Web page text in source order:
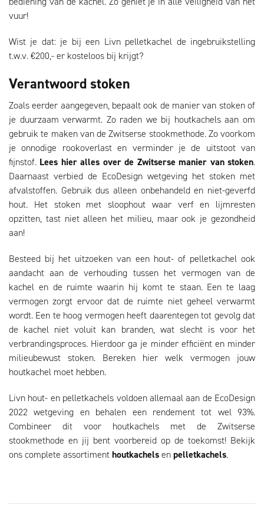
vuur!
Wist je dat: je bij een Livn pelletkachel de ingebruikstelling
t.w.v. €200,- er kosteloos bij krijgt?
Verantwoord stoken
Zoals eerder aangegeven, bepaalt ook de manier van stoken of
je duurzaam verwarmt. Zo raden we bij houtkachels aan om
gebruik te maken van de Zwitserse stookmethode. Zo voorkom
je onnodige rookoverlast en verminder je de uitstoot van
fijnstof. Lees hier alles over de Zwitserse manier van stoken.
Daarnaast verbied de EcoDesign wetgeving het stoken met
afvalstoffen. Gebruik dus alleen onbehandeld en niet-geverfd
hout. Het stoken met sloophout waar verf en lijmresten
opzitten, tast niet alleen het milieu, maar ook je gezondheid
aan!
Besteed bij het uitzoeken van een hout- of pelletkachel ook
aandacht aan de verhouding tussen het vermogen van de
kachel en de ruimte waarin hij komt te staan. Een te laag
vermogen zorgt ervoor dat de ruimte niet geheel verwarmt
wordt. Een te hoog vermogen heeft daarentegen tot gevolg dat
de kachel niet voluit kan branden, wat slecht is voor het
verbrandingsproces. Hierdoor ga je minder efficiënt en minder
milieubewust stoken. Bereken hier welk vermogen jouw
houtkachel moet hebben.
Livn hout- en pelletkachels voldoen allemaal aan de EcoDesign
2022 wetgeving en behalen een rendement tot wel 93%.
Combineer dit voor houtkachels met de Zwitserse
stookmethode en jij bent voorbereid op de toekomst! Bekijk
ons complete assortimenthoutkachelsenpelletkachels.